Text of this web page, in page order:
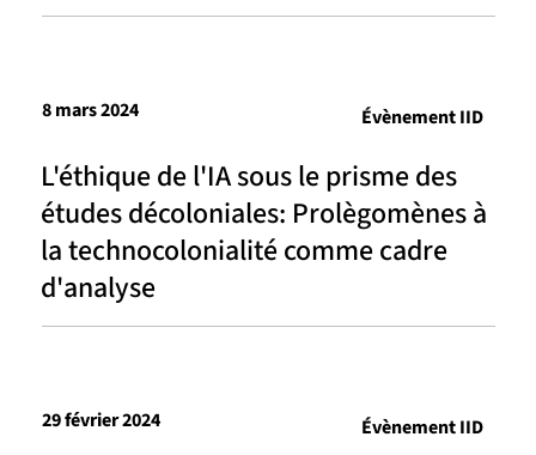
L'éthique de l'IA sous le prisme des
études décoloniales: Prolègomènes à
la technocolonialité comme cadre
d'analyse
8 mars 2024 Évènement IID
29 février 2024 Évènement IID